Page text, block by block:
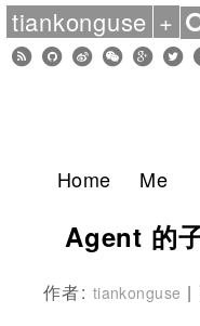
Home Me
Agent 的
作者: tiankonguse |
tiankonguse +